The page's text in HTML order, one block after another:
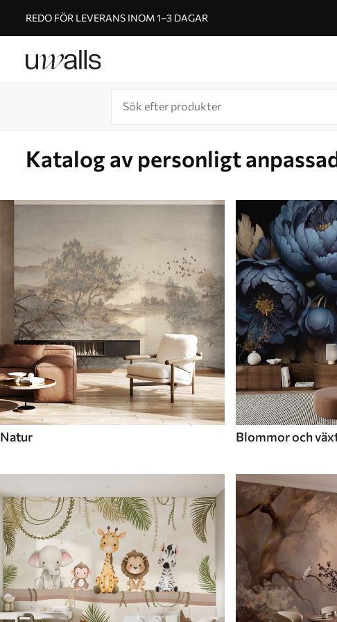
REDO FÖR LEVERANS INOM 1–3 DAGAR
Katalog av personligt
Natur Blommor och